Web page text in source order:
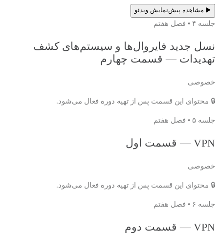
▶️ مشاهده پیش‌نمایش ویدئو
جلسه ۴ • فصل هفتم
نسل جدید فایروال‌ها و سیستم‌های کشف
تهدیدات — قسمت چهارم
خصوصی
🔒 محتوای این قسمت پس از تهیه دوره فعال می‌شود.
جلسه ۵ • فصل هفتم
VPN — قسمت اول
خصوصی
🔒 محتوای این قسمت پس از تهیه دوره فعال می‌شود.
جلسه ۶ • فصل هفتم
VPN — قسمت دوم